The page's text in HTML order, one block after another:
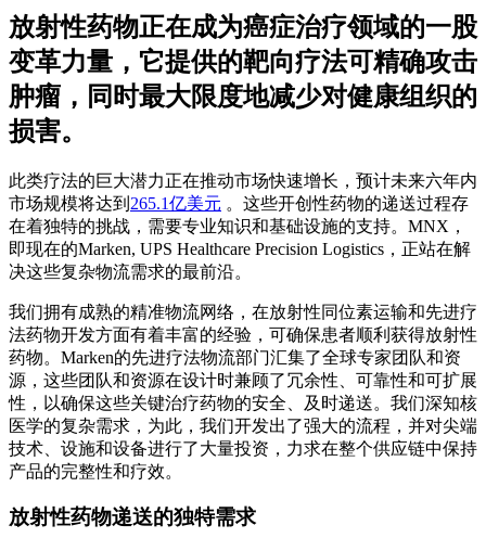
放射性药物正在成为癌症治疗领域的一股
变革力量，它提供的靶向疗法可精确攻击
肿瘤，同时最大限度地减少对健康组织的
损害。
此类疗法的巨大潜力正在推动市场快速增长，预计未来六年内
市场规模将达到 265.1亿美元 。这些开创性药物的递送过程存
在着独特的挑战，需要专业知识和基础设施的支持。MNX，
即现在的Marken, UPS Healthcare Precision Logistics，正站在解
决这些复杂物流需求的最前沿。
我们拥有成熟的精准物流网络，在放射性同位素运输和先进疗
法药物开发方面有着丰富的经验，可确保患者顺利获得放射性
药物。Marken的先进疗法物流部门汇集了全球专家团队和资
源，这些团队和资源在设计时兼顾了冗余性、可靠性和可扩展
性，以确保这些关键治疗药物的安全、及时递送。我们深知核
医学的复杂需求，为此，我们开发出了强大的流程，并对尖端
技术、设施和设备进行了大量投资，力求在整个供应链中保持
产品的完整性和疗效。
放射性药物递送的独特需求